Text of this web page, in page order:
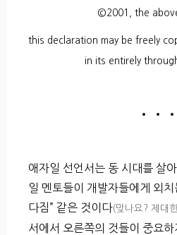
©2001, the
this declaration may be freely
in its entirely
• • •
애자일 선언서는 동 시대를 살
일 멘토들이 개발자들에게 외치
다짐” 같은 것이다(맞나요? 제대
서에서 오른쪽의 것들이 중요